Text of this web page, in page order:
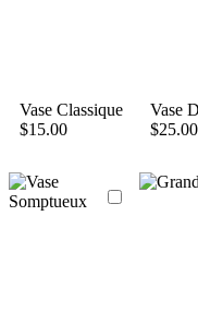
Vase Classique
$15.00
Vase
$25.00